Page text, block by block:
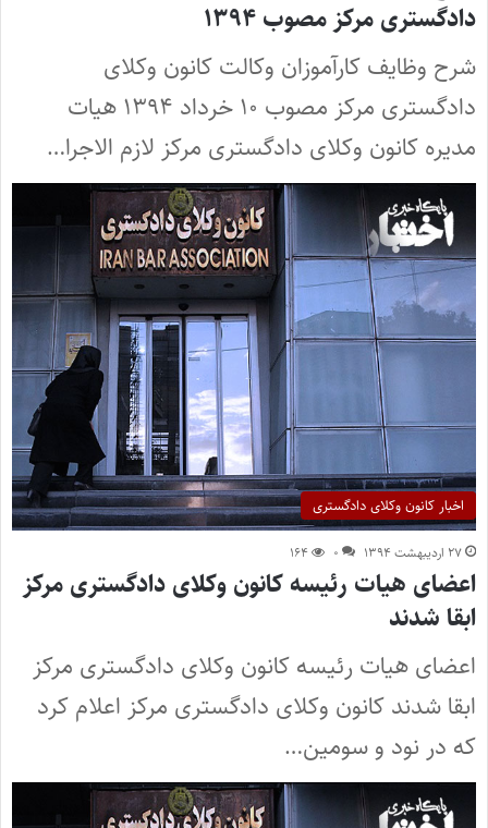
دادگستری مرکز مصوب ۱۳۹۴
شرح وظایف کارآموزان وکالت کانون وکلای
دادگستری مرکز مصوب ۱۰ خرداد ۱۳۹۴ هیات
مدیره کانون وکلای دادگستری مرکز لازم الاجرا…
اخبار کانون وکلای دادگستری
۲۷ اردیبهشت ۱۳۹۴ ۰ ۱۶۴
اعضای هیات رئیسه کانون وکلای دادگستری مرکز
ابقا شدند
اعضای هیات رئیسه کانون وکلای دادگستری مرکز
ابقا شدند کانون وکلای دادگستری مرکز اعلام کرد
که در نود و سومین…